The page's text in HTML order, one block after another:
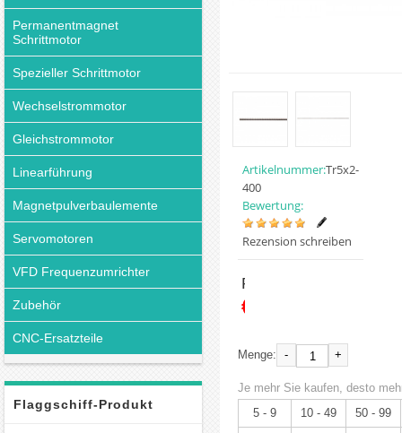
Permanentmagnet
Schrittmotor
Spezieller Schrittmotor
Wechselstrommotor
Gleichstrommotor
Linearführung
Magnetpulverbaulemente
Servomotoren
VFD Frequenzumrichter
Zubehör
CNC-Ersatzteile
Flaggschiff-Produkt
Artikelnummer:Tr5x2-
400
Bewertung:
Rezension schreiben
Preis:
€15.02
Menge: - +
Je mehr Sie kaufen, desto
5 - 9
10 - 49 50 - 99